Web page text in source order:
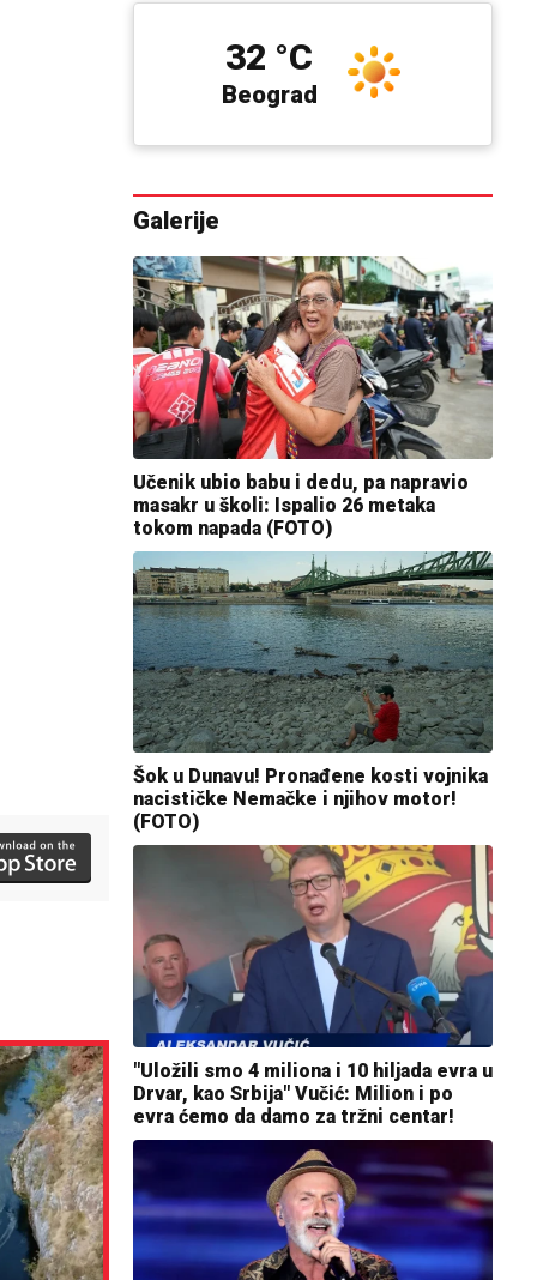
Beograd
32 °C
Galerije
Učenik ubio babu i dedu, pa napravio
masakr u školi: Ispalio 26 metaka
tokom napada (FOTO)
Šok u Dunavu! Pronađene kosti vojnika
nacističke Nemačke i njihov motor!
(FOTO)
"Uložili smo 4 miliona i 10 hiljada evra u
Drvar, kao Srbija" Vučić: Milion i po
evra ćemo da damo za tržni centar!